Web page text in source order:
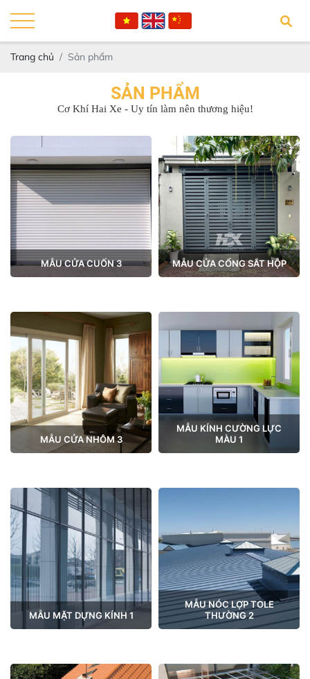
Trang chủ Sản phẩm
SẢN PHẨM
Cơ Khí Hai Xe - Uy tín làm nên thương hiệu!
MẪU CỬA CUỐN 3 MẪU CỬA CỔNG SẮT HỘP
MẪU CỬA NHÔM 3
MẪU KÍNH CƯỜNG LỰC
MÀU 1
MẪU MẶT DỰNG KÍNH 1
MẪU NÓC LỢP TOLE
THƯỜNG 2